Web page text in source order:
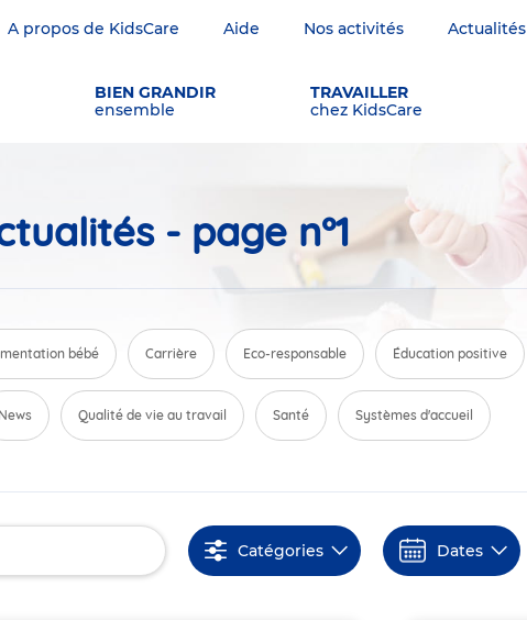
A propos de KidsCare Aide Nos activités Actualités
BIEN GRANDIR
ensemble
TRAVAILLER
chez KidsCare
- page n°1
bébé Carrière Eco-responsable Éducation positive
News Qualité de vie au travail Santé Systèmes d'accueil
Catégories Dates